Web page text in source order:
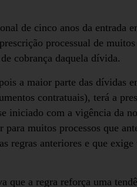
de cinco anos da entrada
processual de
cobrança daquela dívida.
a maior parte das dívidas
contratuais), terá a
iniciado com a vigência da
muitos processos que
regras anteriores e que exige
que a regra reforça uma